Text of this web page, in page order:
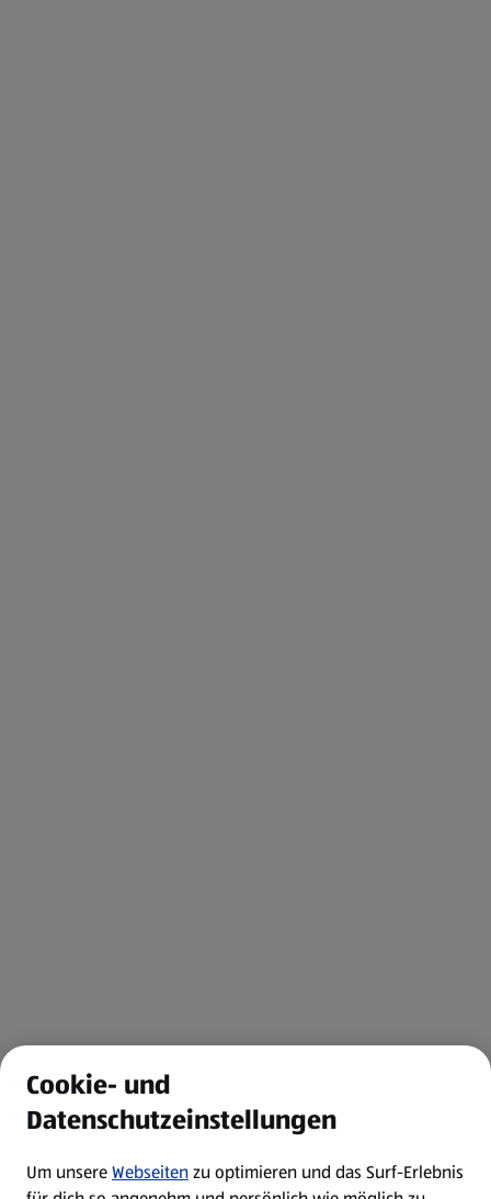
Cookie- und
Datenschutzeinstellungen
Um unsereWebseitenzu optimieren und das Surf-Erlebnis